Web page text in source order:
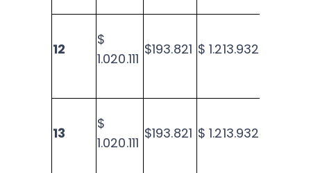
12
$
1.020.111
$193.821 $ 1.213.932
13
$
1.020.111
$193.821 $ 1.213.932